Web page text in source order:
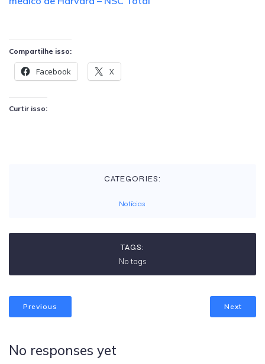
Compartilhe isso:
Facebook X
Curtir isso:
CATEGORIES:
Notícias
TAGS:
No tags
Previous Next
No responses yet